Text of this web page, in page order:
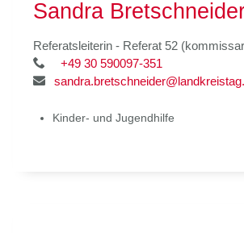
Sandra
Referatsleiterin - Referat 52
+49 30 590097-351
Kinder- und Jugendhilfe